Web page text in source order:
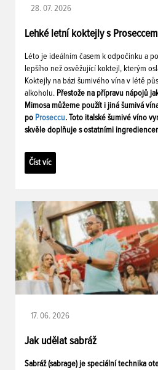
28. 07. 2026
Lehké letní koktejly s Proseccem
Léto je ideálním časem k odpočinku a
lepšího než osvěžující koktejl, kterým
Koktejly na bázi šumivého vína v létě
alkoholu. Přestože na přípravu nápojů
Mimosa můžeme použít i jiná šumivá
po Proseccu. Toto italské šumivé víno
skvěle doplňuje s ostatními
Číst víc
17. 06. 2026
Jak udělat sabráž
Sabráž (sabrage) je speciální technika